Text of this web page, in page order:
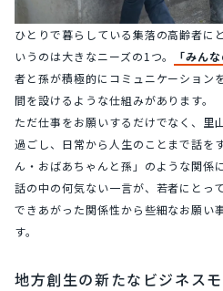
ひとりで暮らしている集落の高齢者に
いうのは大きなニーズの1つ。
「みん
者と孫が積極的にコミュニケーション
間を設けるような仕組みがあります。
ただ仕事をお願いするだけでなく、里
過ごし、日常から人生のことまで話を
ん・おばあちゃんと孫」のような関係に
話の中の何気ない一言が、若者にとっ
できあがった関係性から些細なお願い
す。
地方創生の新たなビジネス